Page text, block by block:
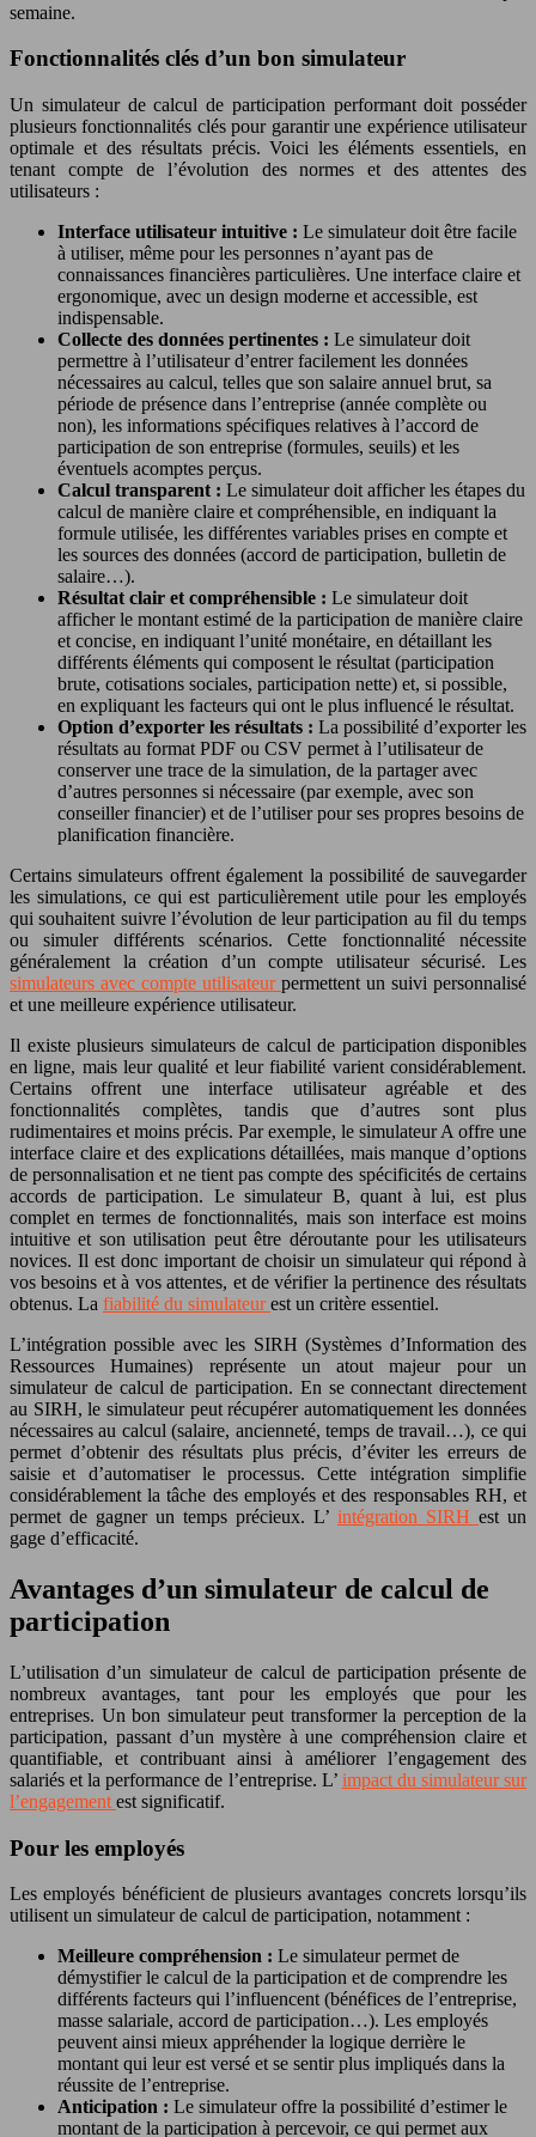
semaine.
Fonctionnalités clés d’un bon simulateur
Un simulateur de calcul de participation performant doit posséder
plusieurs fonctionnalités clés pour garantir une expérience utilisateur
optimale et des résultats précis. Voici les éléments essentiels, en
tenant compte de l’évolution des normes et des attentes des
utilisateurs :
Interface utilisateur intuitive : Le simulateur doit être facile
à utiliser, même pour les personnes n’ayant pas de
connaissances financières particulières. Une interface claire et
ergonomique, avec un design moderne et accessible, est
indispensable.
Collecte des données pertinentes : Le simulateur doit
permettre à l’utilisateur d’entrer facilement les données
nécessaires au calcul, telles que son salaire annuel brut, sa
période de présence dans l’entreprise (année complète ou
non), les informations spécifiques relatives à l’accord de
participation de son entreprise (formules, seuils) et les
éventuels acomptes perçus.
Calcul transparent : Le simulateur doit afficher les étapes du
calcul de manière claire et compréhensible, en indiquant la
formule utilisée, les différentes variables prises en compte et
les sources des données (accord de participation, bulletin de
salaire…).
Résultat clair et compréhensible : Le simulateur doit
afficher le montant estimé de la participation de manière claire
et concise, en indiquant l’unité monétaire, en détaillant les
différents éléments qui composent le résultat (participation
brute, cotisations sociales, participation nette) et, si possible,
en expliquant les facteurs qui ont le plus influencé le résultat.
Option d’exporter les résultats : La possibilité d’exporter les
résultats au format PDF ou CSV permet à l’utilisateur de
conserver une trace de la simulation, de la partager avec
d’autres personnes si nécessaire (par exemple, avec son
conseiller financier) et de l’utiliser pour ses propres besoins de
planification financière.
Certains simulateurs offrent également la possibilité de sauvegarder
les simulations, ce qui est particulièrement utile pour les employés
qui souhaitent suivre l’évolution de leur participation au fil du temps
ou simuler différents scénarios. Cette fonctionnalité nécessite
généralement la création d’un compte utilisateur sécurisé. Les
simulateurs avec compte utilisateur permettent un suivi personnalisé
et une meilleure expérience utilisateur.
Il existe plusieurs simulateurs de calcul de participation disponibles
en ligne, mais leur qualité et leur fiabilité varient considérablement.
Certains offrent une interface utilisateur agréable et des
fonctionnalités complètes, tandis que d’autres sont plus
rudimentaires et moins précis. Par exemple, le simulateur A offre une
interface claire et des explications détaillées, mais manque d’options
de personnalisation et ne tient pas compte des spécificités de certains
accords de participation. Le simulateur B, quant à lui, est plus
complet en termes de fonctionnalités, mais son interface est moins
intuitive et son utilisation peut être déroutante pour les utilisateurs
novices. Il est donc important de choisir un simulateur qui répond à
vos besoins et à vos attentes, et de vérifier la pertinence des résultats
obtenus. La fiabilité du simulateurest un critère essentiel.
L’intégration possible avec les SIRH (Systèmes d’Information des
Ressources Humaines) représente un atout majeur pour un
simulateur de calcul de participation. En se connectant directement
au SIRH, le simulateur peut récupérer automatiquement les données
nécessaires au calcul (salaire, ancienneté, temps de travail…), ce qui
permet d’obtenir des résultats plus précis, d’éviter les erreurs de
saisie et d’automatiser le processus. Cette intégration simplifie
considérablement la tâche des employés et des responsables RH, et
permet de gagner un temps précieux. L’ intégration SIRH est un
gage d’efficacité.
Avantages d’un simulateur de calcul de
participation
L’utilisation d’un simulateur de calcul de participation présente de
nombreux avantages, tant pour les employés que pour les
entreprises. Un bon simulateur peut transformer la perception de la
participation, passant d’un mystère à une compréhension claire et
quantifiable, et contribuant ainsi à améliorer l’engagement des
salariés et la performance de l’entreprise. L’ impact du simulateur sur
l’engagement est significatif.
Pour les employés
Les employés bénéficient de plusieurs avantages concrets lorsqu’ils
utilisent un simulateur de calcul de participation, notamment :
Meilleure compréhension : Le simulateur permet de
démystifier le calcul de la participation et de comprendre les
différents facteurs qui l’influencent (bénéfices de l’entreprise,
masse salariale, accord de participation…). Les employés
peuvent ainsi mieux appréhender la logique derrière le
montant qui leur est versé et se sentir plus impliqués dans la
réussite de l’entreprise.
Anticipation : Le simulateur offre la possibilité d’estimer le
montant de la participation à percevoir, ce qui permet aux